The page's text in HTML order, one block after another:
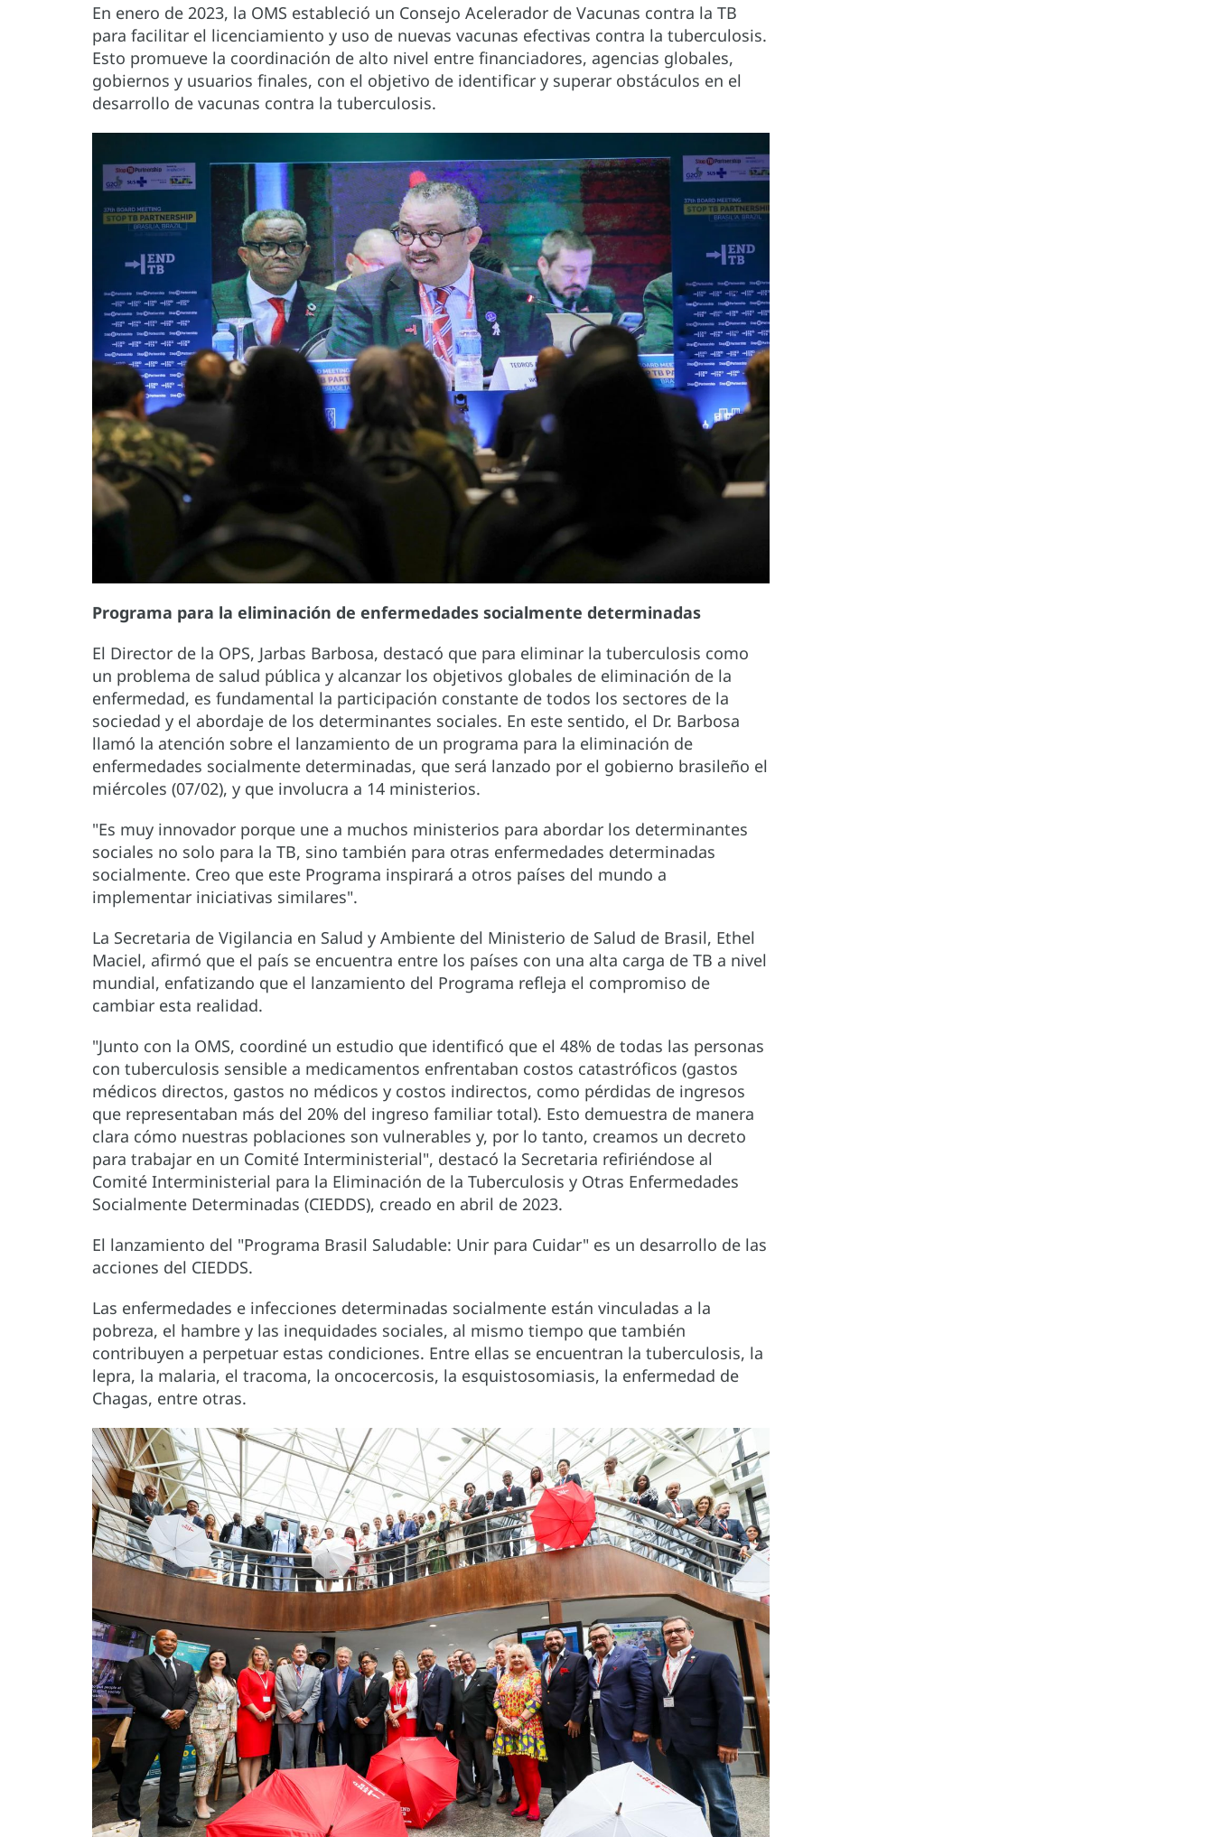
En enero de 2023, la OMS estableció un Consejo Acelerador de Vacunas contra la TB
para facilitar el licenciamiento y uso de nuevas vacunas efectivas contra la tuberculosis.
Esto promueve la coordinación de alto nivel entre financiadores, agencias globales,
gobiernos y usuarios finales, con el objetivo de identificar y superar obstáculos en el
desarrollo de vacunas contra la tuberculosis.
Programa para la eliminación de enfermedades socialmente determinadas
El Director de la OPS, Jarbas Barbosa, destacó que para eliminar la tuberculosis como
un problema de salud pública y alcanzar los objetivos globales de eliminación de la
enfermedad, es fundamental la participación constante de todos los sectores de la
sociedad y el abordaje de los determinantes sociales. En este sentido, el Dr. Barbosa
llamó la atención sobre el lanzamiento de un programa para la eliminación de
enfermedades socialmente determinadas, que será lanzado por el gobierno brasileño el
miércoles (07/02), y que involucra a 14 ministerios.
"Es muy innovador porque une a muchos ministerios para abordar los determinantes
sociales no solo para la TB, sino también para otras enfermedades determinadas
socialmente. Creo que este Programa inspirará a otros países del mundo a
implementar iniciativas similares".
La Secretaria de Vigilancia en Salud y Ambiente del Ministerio de Salud de Brasil, Ethel
Maciel, afirmó que el país se encuentra entre los países con una alta carga de TB a nivel
mundial, enfatizando que el lanzamiento del Programa refleja el compromiso de
cambiar esta realidad.
"Junto con la OMS, coordiné un estudio que identificó que el 48% de todas las personas
con tuberculosis sensible a medicamentos enfrentaban costos catastróficos (gastos
médicos directos, gastos no médicos y costos indirectos, como pérdidas de ingresos
que representaban más del 20% del ingreso familiar total). Esto demuestra de manera
clara cómo nuestras poblaciones son vulnerables y, por lo tanto, creamos un decreto
para trabajar en un Comité Interministerial", destacó la Secretaria refiriéndose al
Comité Interministerial para la Eliminación de la Tuberculosis y Otras Enfermedades
Socialmente Determinadas (CIEDDS), creado en abril de 2023.
El lanzamiento del "Programa Brasil Saludable: Unir para Cuidar" es un desarrollo de las
acciones del CIEDDS.
Las enfermedades e infecciones determinadas socialmente están vinculadas a la
pobreza, el hambre y las inequidades sociales, al mismo tiempo que también
contribuyen a perpetuar estas condiciones. Entre ellas se encuentran la tuberculosis, la
lepra, la malaria, el tracoma, la oncocercosis, la esquistosomiasis, la enfermedad de
Chagas, entre otras.